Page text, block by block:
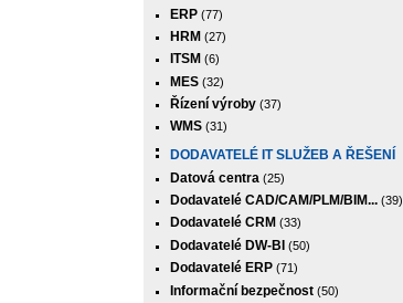
ERP(77)
HRM (27)
ITSM (6)
MES(32)
Řízení výroby(37)
WMS(31)
DODAVATELÉ IT SLUŽEB A ŘEŠENÍ
Datová centra (25)
Dodavatelé CAD/CAM/PLM/BIM...(39)
Dodavatelé CRM (33)
Dodavatelé DW-BI (50)
Dodavatelé ERP(71)
Informační bezpečnost(50)